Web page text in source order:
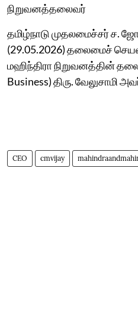
நிறுவனத்தலைவர்
தமிழ்நாடு முதலமைச்சர் ச.
(29.05.2026) தலைமைச்
மஹிந்திரா நிறுவனத்தின்
Business) திரு. வேலுசாமி
CEO cmvijay